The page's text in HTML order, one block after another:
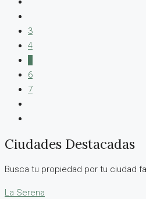
3
4
6
7
Ciudades Destacadas
Busca tu propiedad por tu ciudad
La Serena